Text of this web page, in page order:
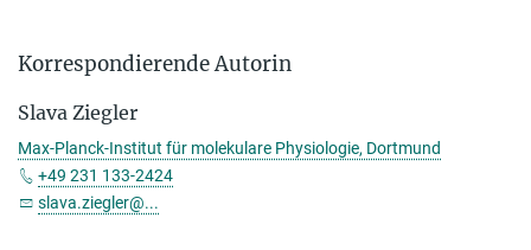
Korrespondierende Autorin
Slava Ziegler
Max-Planck-Institut für molekulare Physiologie, Dortmund
+49 231 133-2424
slava.ziegler@...